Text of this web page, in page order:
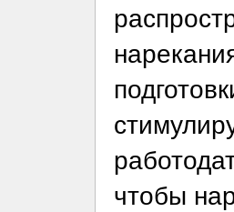
чтобы